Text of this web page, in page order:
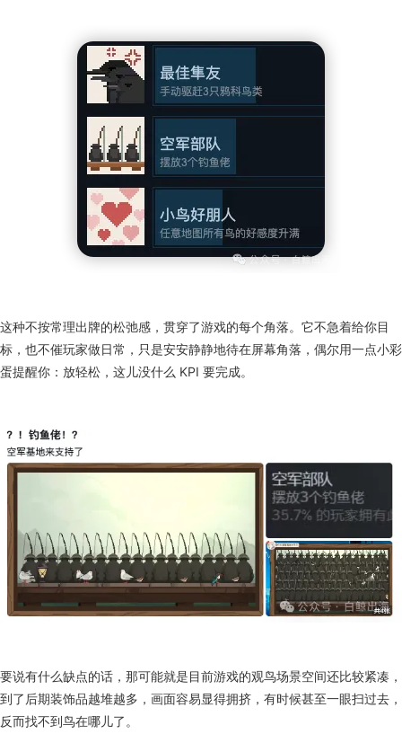
这种不按常理出牌的松弛感，贯穿了游戏的每个角落。它不急着给你目
标，也不催玩家做日常，只是安安静静地待在屏幕角落，偶尔用一点小彩
蛋提醒你：放轻松，这儿没什么 KPI 要完成。
要说有什么缺点的话，那可能就是目前游戏的观鸟场景空间还比较紧凑，
到了后期装饰品越堆越多，画面容易显得拥挤，有时候甚至一眼扫过去，
反而找不到鸟在哪儿了。